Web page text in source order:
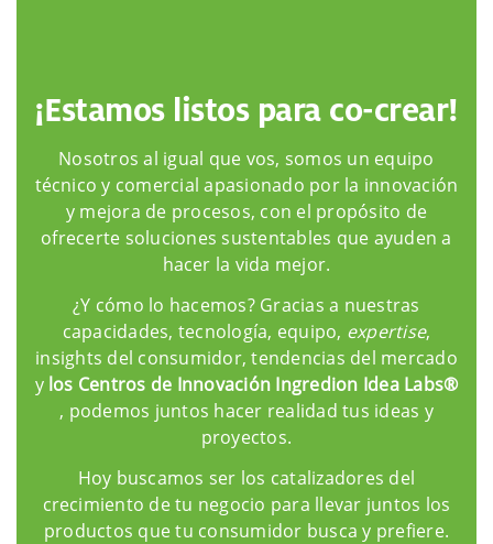
¡Estamos listos para co-crear!
Nosotros al igual que vos, somos un equipo
técnico y comercial apasionado por la innovación
y mejora de procesos, con el propósito de
ofrecerte soluciones sustentables que ayuden a
hacer la vida mejor.
¿Y cómo lo hacemos? Gracias a nuestras
capacidades, tecnología, equipo, expertise,
insights del consumidor, tendencias del mercado
y los Centros de Innovación Ingredion Idea Labs®
, podemos juntos hacer realidad tus ideas y
proyectos.
Hoy buscamos ser los catalizadores del
crecimiento de tu negocio para llevar juntos los
productos que tu consumidor busca y prefiere.